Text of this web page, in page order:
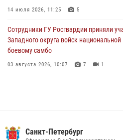
В Санкт-Петербурге при содействии
03 августа 2026, 10:15 1
14 июля 2026, 11:25 5
Сотрудники ГУ Росгвардии приняли
Западного округа войск
боевому самбо
03 августа 2026, 10:07 7 1
В Красногвардейском районе
Санкт-Петербург